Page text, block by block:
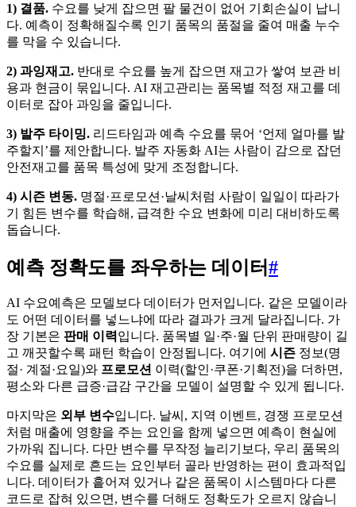
1) 결품. 수요를 낮게 잡으면 팔 물건이 없어 기회손실이 납니
다. 예측이 정확해질수록 인기 품목의 품절을 줄여 매출 누수
를 막을 수 있습니다.
2) 과잉재고. 반대로 수요를 높게 잡으면 재고가 쌓여 보관 비
용과 현금이 묶입니다. AI 재고관리는 품목별 적정 재고를 데
이터로 잡아 과잉을 줄입니다.
3) 발주 타이밍. 리드타임과 예측 수요를 묶어 ‘언제 얼마를 발
주할지’를 제안합니다. 발주 자동화 AI는 사람이 감으로 잡던
안전재고를 품목 특성에 맞게 조정합니다.
4) 시즌 변동. 명절·프로모션·날씨처럼 사람이 일일이 따라가
기 힘든 변수를 학습해, 급격한 수요 변화에 미리 대비하도록
돕습니다.
예측 정확도를 좌우하는 데이터#
AI 수요예측은 모델보다 데이터가 먼저입니다. 같은 모델이라
도 어떤 데이터를 넣느냐에 따라 결과가 크게 달라집니다. 가
장 기본은 판매 이력입니다. 품목별 일·주·월 단위 판매량이 길
고 깨끗할수록 패턴 학습이 안정됩니다. 여기에 시즌 정보(명
절· 계절·요일)와 프로모션 이력(할인·쿠폰·기획전)을 더하면,
평소와 다른 급증·급감 구간을 모델이 설명할 수 있게 됩니다.
마지막은 외부 변수입니다. 날씨, 지역 이벤트, 경쟁 프로모션
처럼 매출에 영향을 주는 요인을 함께 넣으면 예측이 현실에
가까워 집니다. 다만 변수를 무작정 늘리기보다, 우리 품목의
수요를 실제로 흔드는 요인부터 골라 반영하는 편이 효과적입
니다. 데이터가 흩어져 있거나 같은 품목이 시스템마다 다른
코드로 잡혀 있으면, 변수를 더해도 정확도가 오르지 않습니